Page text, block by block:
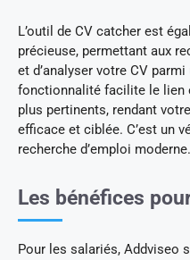
L’outil de CV catcher est
précieuse, permettant aux
et d’analyser votre CV
fonctionnalité facilite le lien
plus pertinents, rendant
efficace et ciblée. C’est un
recherche d’emploi moderne.
Les bénéfices
Pour les salariés, Addviseo